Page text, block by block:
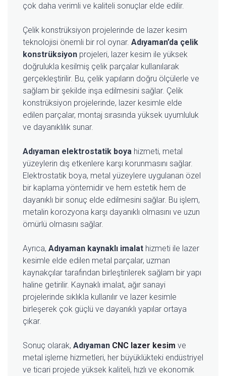
çok daha verimli ve kaliteli sonuçlar elde edilir.
Çelik konstrüksiyon projelerinde de lazer kesim
teknolojisi önemli bir rol oynar. Adıyaman’da çelik
konstrüksiyon projeleri, lazer kesim ile yüksek
doğrulukla kesilmiş çelik parçalar kullanılarak
gerçekleştirilir. Bu, çelik yapıların doğru ölçülerle ve
sağlam bir şekilde inşa edilmesini sağlar. Çelik
konstrüksiyon projelerinde, lazer kesimle elde
edilen parçalar, montaj sırasında yüksek uyumluluk
ve dayanıklılık sunar.
Adıyaman elektrostatik boya hizmeti, metal
yüzeylerin dış etkenlere karşı korunmasını sağlar.
Elektrostatik boya, metal yüzeylere uygulanan özel
bir kaplama yöntemidir ve hem estetik hem de
dayanıklı bir sonuç elde edilmesini sağlar. Bu işlem,
metalin korozyona karşı dayanıklı olmasını ve uzun
ömürlü olmasını sağlar.
Ayrıca, Adıyaman kaynaklı imalat hizmeti ile lazer
kesimle elde edilen metal parçalar, uzman
kaynakçılar tarafından birleştirilerek sağlam bir yapı
haline getirilir. Kaynaklı imalat, ağır sanayi
projelerinde sıklıkla kullanılır ve lazer kesimle
birleşerek çok güçlü ve dayanıklı yapılar ortaya
çıkar.
Sonuç olarak, Adıyaman CNC lazer kesim ve
metal işleme hizmetleri, her büyüklükteki endüstriyel
ve ticari projede yüksek kaliteli, hızlı ve ekonomik